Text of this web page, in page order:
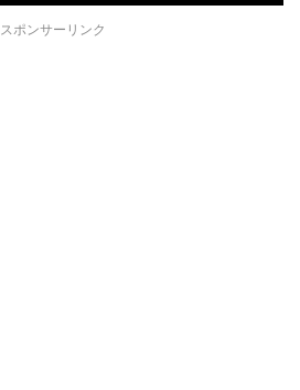
スポンサーリンク